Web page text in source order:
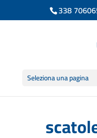
338
Seleziona una pagina